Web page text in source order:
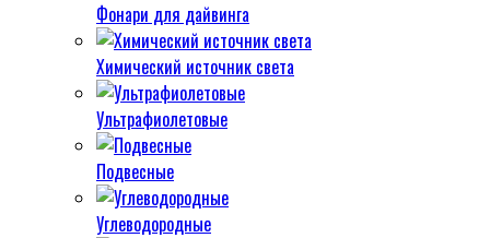
Фонари для дайвинга
Химический источник света
Ультрафиолетовые
Подвесные
Углеводородные